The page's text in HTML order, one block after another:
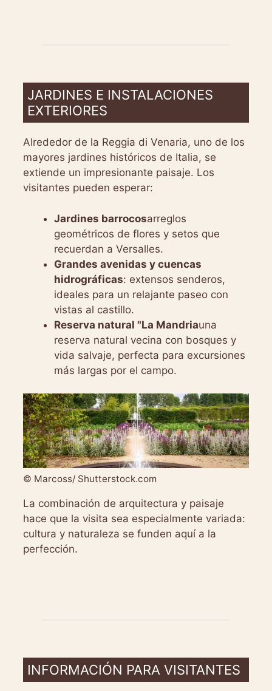
JARDINES E INSTALACIONES
EXTERIORES
Alrededor de la Reggia di Venaria, uno de los
mayores jardines históricos de Italia, se
extiende un impresionante paisaje. Los
visitantes pueden esperar:
Jardines barrocosarreglos
geométricos de flores y setos que
recuerdan a Versalles.
Grandes avenidas y cuencas
hidrográficas: extensos senderos,
ideales para un relajante paseo con
vistas al castillo.
Reserva natural "La Mandriauna
reserva natural vecina con bosques y
vida salvaje, perfecta para excursiones
más largas por el campo.
© Marcoss/ Shutterstock.com
La combinación de arquitectura y paisaje
hace que la visita sea especialmente variada:
cultura y naturaleza se funden aquí a la
perfección.
INFORMACIÓN PARA VISITANTES